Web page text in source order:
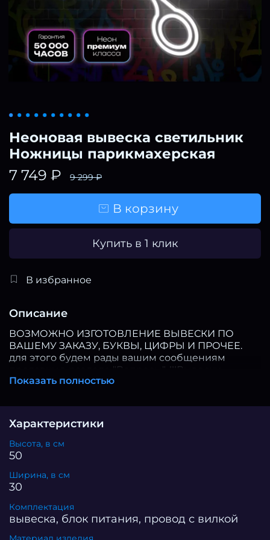
Неоновая вывеска светильник
Ножницы парикмахерская
7 749 ₽ 9 299 ₽
В корзину
Купить в 1 клик
В избранное
Описание
ВОЗМОЖНО ИЗГОТОВЛЕНИЕ ВЫВЕСКИ ПО
ВАШЕМУ ЗАКАЗУ, БУКВЫ, ЦИФРЫ И ПРОЧЕЕ.
для этого будем рады вашим сообщениям
продавцу в разделе "Вопросы". !!!Вывески
сделаны из монолитного поликарбоната, а
пожаробезопасные, состоит из негорючих
материалов), не боятся падений и иных
физических нагрузок!!! Неоновая вывеска с
ножницами, являющаяся настоящим
произведением искусства, была изготовлена с
она излучает тепло и мастерство. Яркие и
насыщенные цвета неона поражают своей
красотой и привлекают внимание прохожих. На
вывеске изображены ножницы – символ
парикмахерского искусства, которые словно
Показать полностью
Характеристики
Высота, в см
50
Ширина, в см
30
Комплектация
вывеска, блок питания, провод с вилкой